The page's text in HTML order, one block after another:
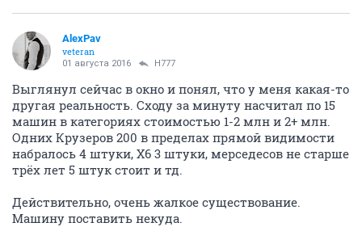
AlexPav
veteran
01 августа 2016 H777
Выглянул сейчас в окно и понял, что у меня какая-то
другая реальность. Сходу за минуту насчитал по 15
машин в категориях стоимостью 1-2 млн и 2+ млн.
Одних Крузеров 200 в пределах прямой видимости
набралось 4 штуки, Х6 3 штуки, мерседесов не старше
трёх лет 5 штук стоит и тд.
Действительно, очень жалкое существование.
Машину поставить некуда.